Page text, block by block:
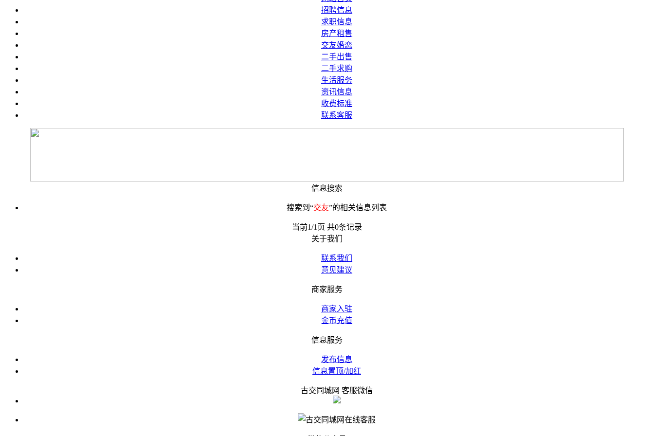
招聘信息
求职信息
房产租售
交友婚恋
二手出售
二手求购
生活服务
资讯信息
收费标准
联系客服
信息搜索
搜索到“交友”的相关信息列表
当前1/1页 共0条记录
关于我们
联系我们
意见建议
商家服务
商家入驻
金币充值
信息服务
发布信息
信息置顶/加红
古交同城网 客服微信